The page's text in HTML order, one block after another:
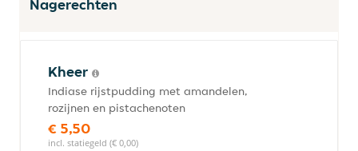
Nagerechten
Kheer
Indiase rijstpudding met amandelen,
rozijnen en pistachenoten
€ 5,50
incl. statiegeld (€ 0,00)